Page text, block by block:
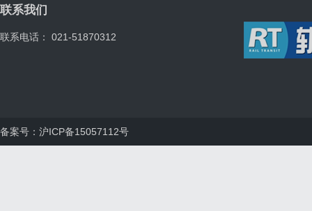
联系我们
联系电话： 021-51870312
备案号：沪ICP备15057112号